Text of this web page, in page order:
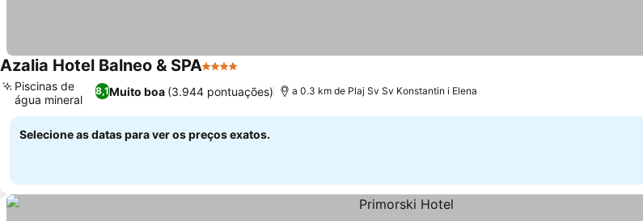
Azalia Hotel Balneo & SPA4 Estrelas
8,1Muito boa (3.944 pontuações)
Piscinas de
água mineral
a 0.3 km de Plaj Sv Sv Konstantin i Elena
Selecione as datas para ver os preços exatos.